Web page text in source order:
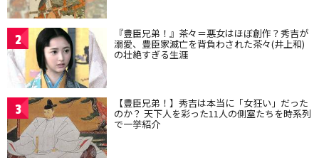
2 『豊臣兄弟！』茶々＝悪女はほぼ創作？秀吉が
溺愛、豊臣家滅亡を背負わされた茶々(井上和)
の壮絶すぎる生涯
3 【豊臣兄弟！】秀吉は本当に「女狂い」だった
のか？ 天下人を彩った11人の側室たちを時系列
で一挙紹介